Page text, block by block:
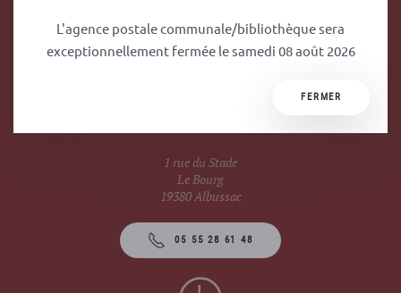
1 rue du Stade
Le Bourg
19380 Albussac
05 55 28 61 48
L'agence postale communale/bibliothèque sera
exceptionnellement fermée le samedi 08 août 2026
FERMER